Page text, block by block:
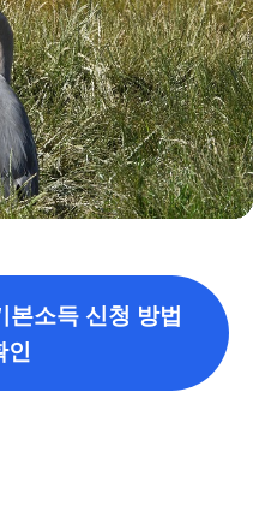
소득 신청 방법
인